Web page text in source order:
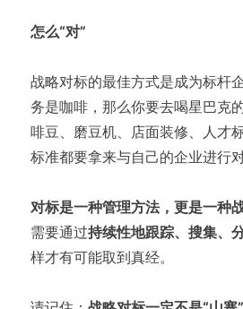
怎么“对”
战略对标的最佳方式是成为标杆
务是咖啡，那么你要去喝星巴克
啡豆、磨豆机、店面装修、人才
标准都要拿来与自己的企业进行对
对标是一种管理方法，更是一种战
需要通过持续性地跟踪、搜集、
样才有可能取到真经。